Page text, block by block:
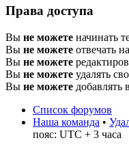
Права доступа
Вы не можете начинать
Вы не можете отвечать
Вы не можете
Вы не можете удалять
Вы не можете добавлять
Список форумов
Наша команда •
пояс: UTC + 3 часа